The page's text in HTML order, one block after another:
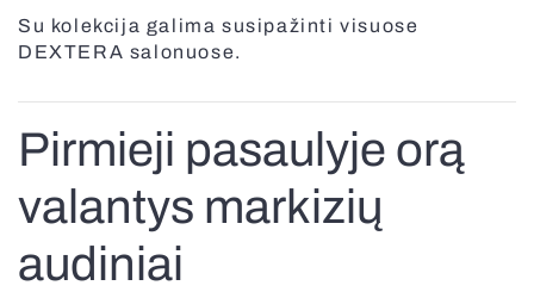
Apsauginės grotos
Su kolekcija galima susipažinti visuose
DEXTERA salonuose.
Pirmieji pasaulyje orą
valantys markizių
audiniai